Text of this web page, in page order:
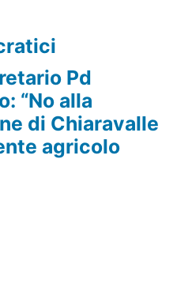
Pd
“No alla
di Chiaravalle
agricolo